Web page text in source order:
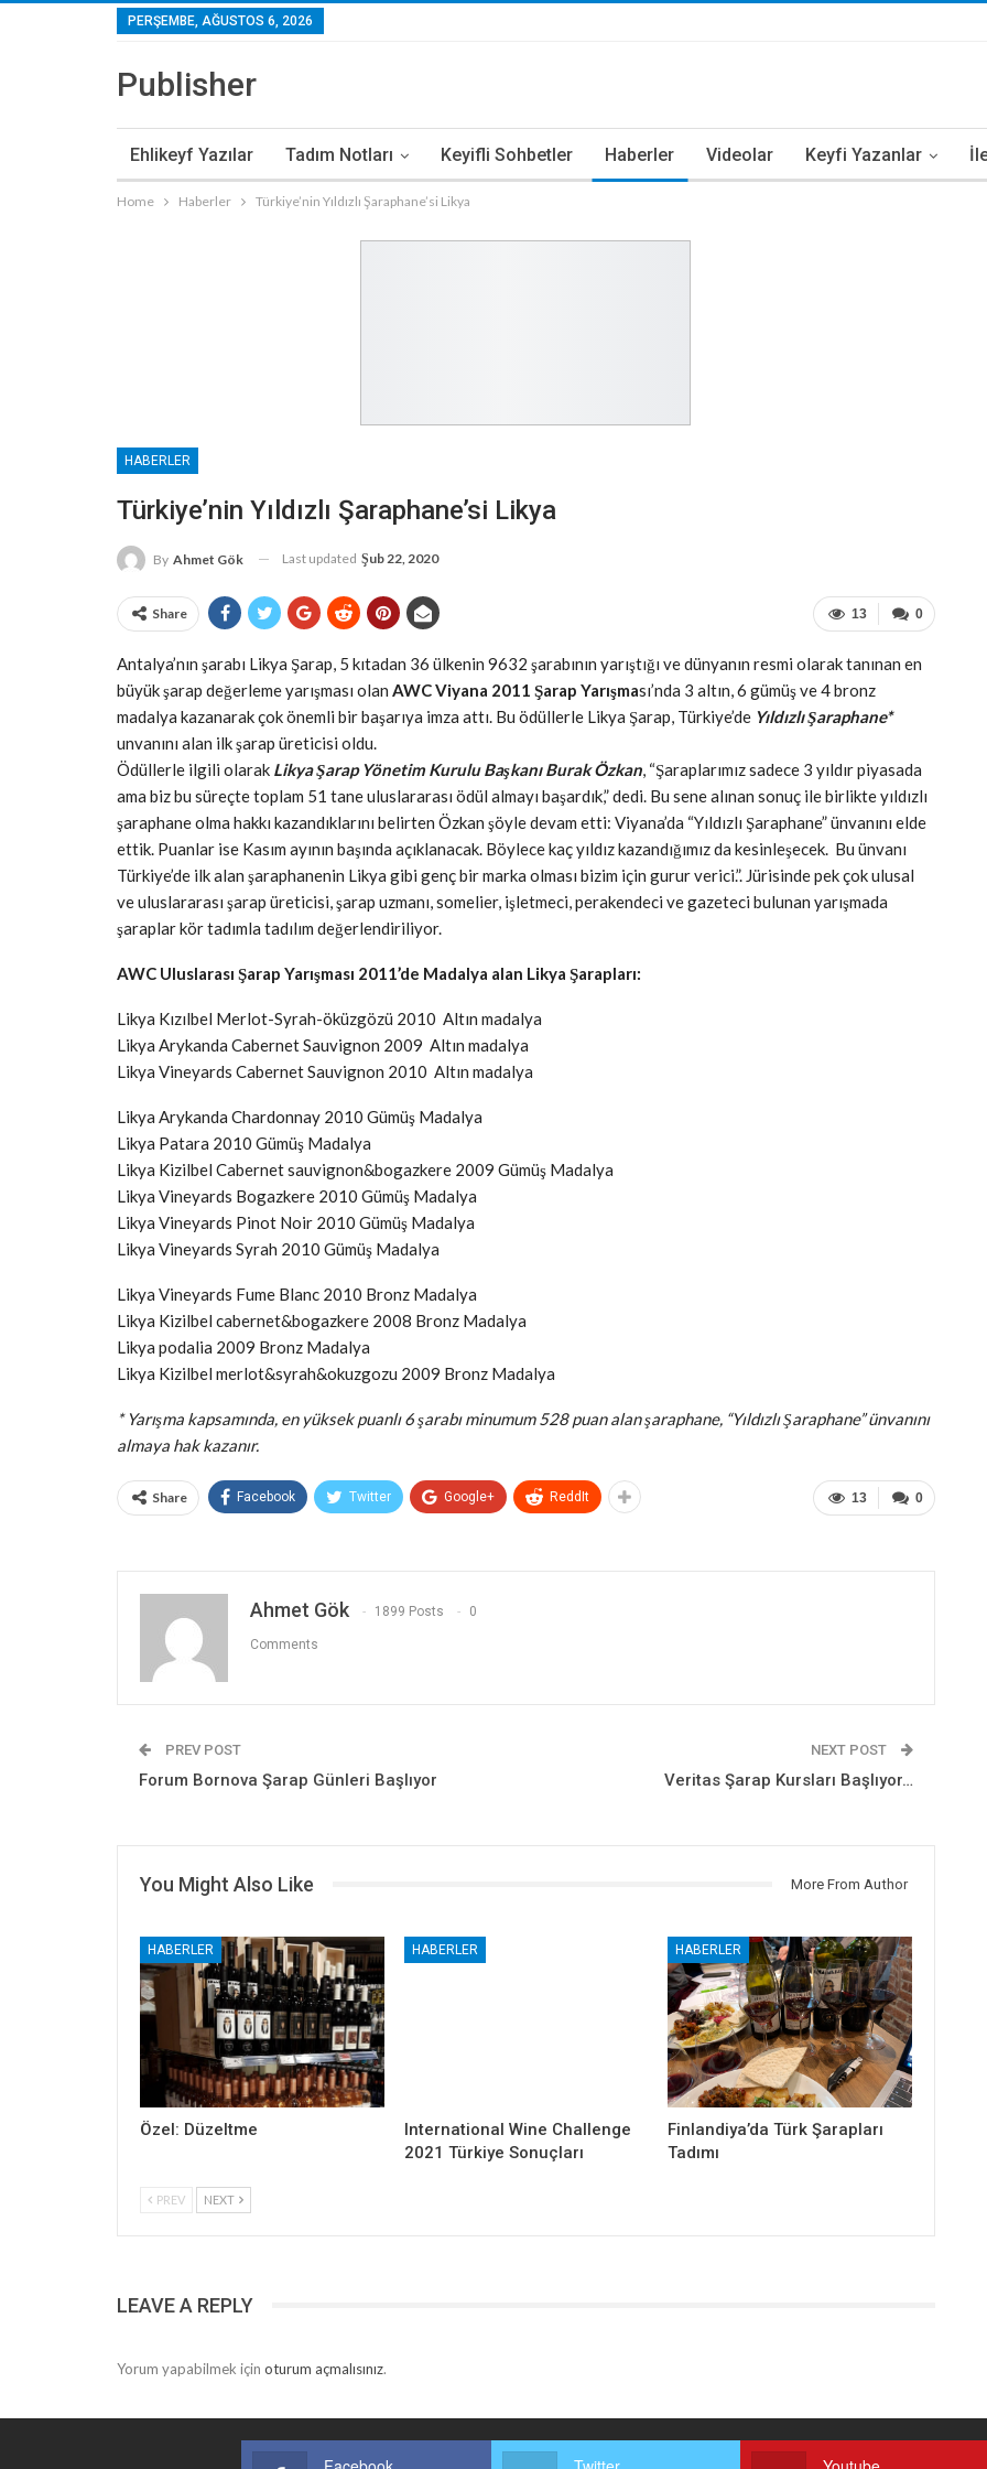
PERŞEMBE, AĞUSTOS 6, 2026
Publisher
Ehlikeyf Yazılar Tadım Notları Keyifli Sohbetler Haberler Videolar Keyfi Yazanlar
Home Haberler Türkiye’nin Yıldızlı Şaraphane’si Likya
HABERLER
Türkiye’nin Yıldızlı Şaraphane’si Likya
By Ahmet Gök Last updated Şub 22, 2020
0
13
Share
Antalya’nın şarabı Likya Şarap, 5 kıtadan 36 ülkenin 9632 şarabının yarıştığı ve dünyanın resmi olarak tanınan en
büyük şarap değerleme yarışması olan AWC Viyana 2011 Şarap Yarışması’nda 3 altın, 6 gümüş ve 4 bronz
madalya kazanarak çok önemli bir başarıya imza attı. Bu ödüllerle Likya Şarap, Türkiye’de Yıldızlı Şaraphane*
unvanını alan ilk şarap üreticisi oldu.
Ödüllerle ilgili olarak Likya Şarap Yönetim Kurulu Başkanı Burak Özkan, “Şaraplarımız sadece 3 yıldır piyasada
ama biz bu süreçte toplam 51 tane uluslararası ödül almayı başardık,” dedi. Bu sene alınan sonuç ile birlikte yıldızlı
şaraphane olma hakkı kazandıklarını belirten Özkan şöyle devam etti: Viyana’da “Yıldızlı Şaraphane” ünvanını elde
ettik. Puanlar ise Kasım ayının başında açıklanacak. Böylece kaç yıldız kazandığımız da kesinleşecek. Bu ünvanı
Türkiye’de ilk alan şaraphanenin Likya gibi genç bir marka olması bizim için gurur verici.”. Jürisinde pek çok ulusal
ve uluslararası şarap üreticisi, şarap uzmanı, somelier, işletmeci, perakendeci ve gazeteci bulunan yarışmada
şaraplar kör tadımla tadılım değerlendiriliyor.
AWC Uluslarası Şarap Yarışması 2011’de Madalya alan Likya Şarapları:
Likya Kızılbel Merlot-Syrah-öküzgözü 2010 Altın madalya
Likya Arykanda Cabernet Sauvignon 2009 Altın madalya
Likya Vineyards Cabernet Sauvignon 2010 Altın madalya
Likya Arykanda Chardonnay 2010 Gümüş Madalya
Likya Patara 2010 Gümüş Madalya
Likya Kizilbel Cabernet sauvignon&bogazkere 2009 Gümüş Madalya
Likya Vineyards Bogazkere 2010 Gümüş Madalya
Likya Vineyards Pinot Noir 2010 Gümüş Madalya
Likya Vineyards Syrah 2010 Gümüş Madalya
Likya Vineyards Fume Blanc 2010 Bronz Madalya
Likya Kizilbel cabernet&bogazkere 2008 Bronz Madalya
Likya podalia 2009 Bronz Madalya
Likya Kizilbel merlot&syrah&okuzgozu 2009 Bronz Madalya
* Yarışma kapsamında, en yüksek puanlı 6 şarabı minumum 528 puan alan şaraphane, “Yıldızlı Şaraphane” ünvanını
almaya hak kazanır.
0
13
Share Facebook Twitter Google+ ReddIt
Ahmet Gök 1899 Posts 0
Comments
PREV POST
Forum Bornova Şarap Günleri Başlıyor
NEXT POST
Veritas Şarap Kursları Başlıyor…
You Might Also Like More From Author
HABERLER
Özel: Düzeltme
HABERLER
International Wine Challenge
2021 Türkiye Sonuçları
HABERLER
Finlandiya’da Türk Şarapları
Tadımı
PREV NEXT
LEAVE A REPLY
Yorum yapabilmek için oturum açmalısınız.